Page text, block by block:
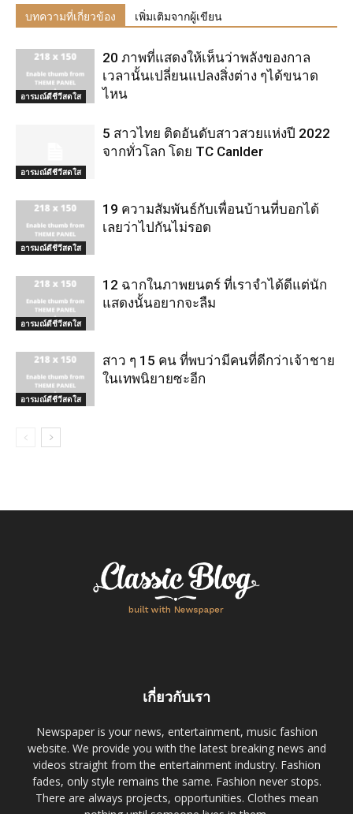
บทความที่เกี่ยวข้อง เพิ่มเติมจากผู้เขียน
อารมณ์ดีชีวีสดใส
20 ภาพที่แสดงให้เห็นว่าพลังของกาล
เวลานั้นเปลี่ยนแปลงสิ่งต่าง ๆได้ขนาด
ไหน
อารมณ์ดีชีวีสดใส
5 สาวไทย ติดอันดับสาวสวยแห่งปี 2022
จากทั่วโลก โดย TC Canlder
อารมณ์ดีชีวีสดใส
19 ความสัมพันธ์กับเพื่อนบ้านที่บอกได้
เลยว่าไปกันไม่รอด
อารมณ์ดีชีวีสดใส
12 ฉากในภาพยนตร์ ที่เราจำได้ดีแต่นัก
แสดงนั้นอยากจะลืม
อารมณ์ดีชีวีสดใส
สาว ๆ 15 คน ที่พบว่ามีคนที่ดีกว่าเจ้าชาย
ในเทพนิยายซะอีก
เกี่ยวกับเรา
Newspaper is your news, entertainment, music fashion
website. We provide you with the latest breaking news and
videos straight from the entertainment industry. Fashion
fades, only style remains the same. Fashion never stops.
There are always projects, opportunities. Clothes mean